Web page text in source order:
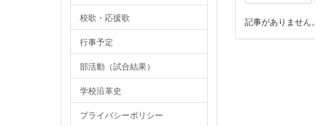
記事がありません。
校歌・応援歌
行事予定
部活動（試合結果）
学校沿革史
プライバシーポリシー